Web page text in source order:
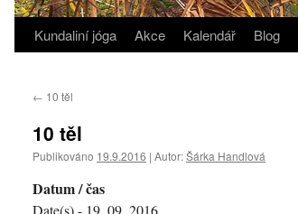
Kundaliní jóga Akce Kalendář Blog
← 10 těl
10 těl
Publikováno 19.9.2016 | Autor:Šárka Handlová
Datum / čas
Date(s) - 19. 09. 2016